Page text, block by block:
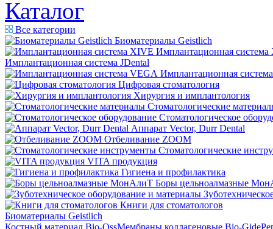
Каталог
Все категории
Биоматериалы Geistlich
Имплантационная
Имплантационная система JDental
Имплантационная
Цифровая стоматология
Хирургия и имплантология
Стоматологические
Стоматологическое
Аппарат Vector, Durr Dental
Отбеливание ZOOM
Стоматологические
VITA продукция
Гигиена и профилактика
Боры цельноалмазные
Книги для стоматологов
Биоматериалы Geistlich